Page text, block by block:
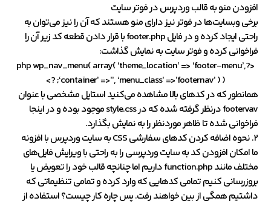
افزودن منو به قالب وردپرس در فوتر سایت
برخی وبسایت‌ها در فوتر نیز دارای منو هستند که آن را نیز می‌توان به
راحتی ایجاد کرده و در فایل footer.php با قرار دادن قطعه کد زیر آن را
فراخوانی کرده و فوتر سایت به نمایش گذاشت:
<?php wp_nav_menu( array( ‘theme_location’ => ‘footer-menu’,
‘container’ =>”, ‘menu_class’ =>’footernav’ ) ); ?>
همانطور که در کدهای بالا مشاهده می‌کنید استایل مشخصی با عنوان
footervav درنظر گرفته شده که در style.css موجود بوده و در اینجا
فراخوانی شده تا ظاهر موردنظر را به نمایش بگذارد.
2. نحوه اضافه کردن کدهای سفارشی CSS به سایت وردپرس با افزونه
ما امکان افزودن کد به سایت وردپرسی را به راحتی با ویرایش فایل‌های
مختلف مانند function.php داریم اما چنانچه قالب خود را تعویض یا
بروزرسانی کنیم تمامی کدهایی که وارد کرده و تمامی تنظیماتی که
داشتیم همگی از بین خواهند رفت. پس چاره کار چیست؟ استفاده از